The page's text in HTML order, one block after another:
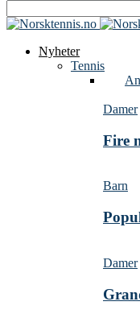
Nyheter
Tennis
Damer
Fire
Barn
Damer